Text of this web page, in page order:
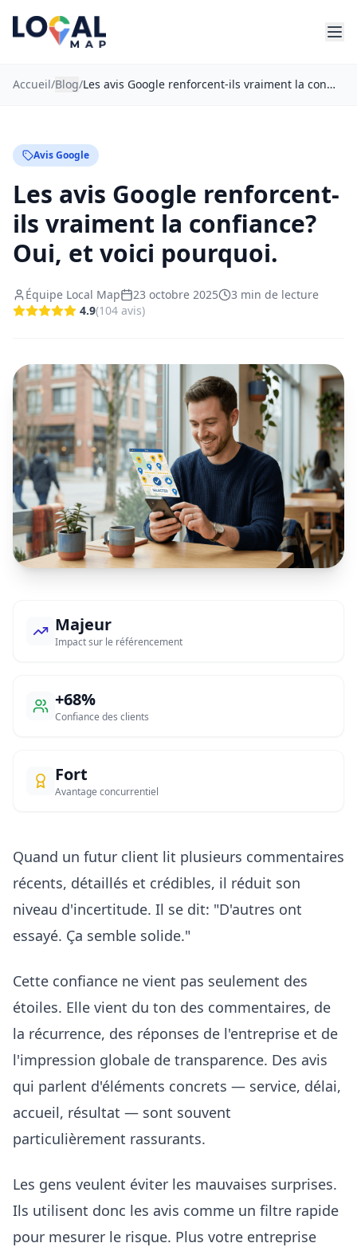
Accueil/Blog/ Les avis Google renforcent-ils vraiment la confiance? Oui, et voici pourquoi.
Avis Google
Les avis Google renforcent-
ils vraiment la confiance?
Oui, et voici pourquoi.
Équipe Local Map 23 octobre 2025 3 min de lecture
4.9(104 avis)
Majeur
Impact sur le référencement
+68%
Confiance des clients
Fort
Avantage concurrentiel
Quand un futur client lit plusieurs commentaires
récents, détaillés et crédibles, il réduit son
niveau d'incertitude. Il se dit: "D'autres ont
essayé. Ça semble solide."
Cette confiance ne vient pas seulement des
étoiles. Elle vient du ton des commentaires, de
la récurrence, des réponses de l'entreprise et de
l'impression globale de transparence. Des avis
qui parlent d'éléments concrets — service, délai,
accueil, résultat — sont souvent
particulièrement rassurants.
Les gens veulent éviter les mauvaises surprises.
Ils utilisent donc les avis comme un filtre rapide
pour mesurer le risque. Plus votre entreprise